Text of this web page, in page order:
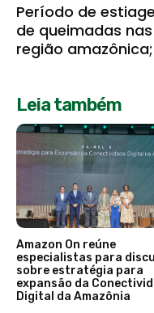
Período de
de queimadas
região
Leia também
Amazon On reúne
especialistas para
sobre estratégia para
expansão da
Digital da Amazônia